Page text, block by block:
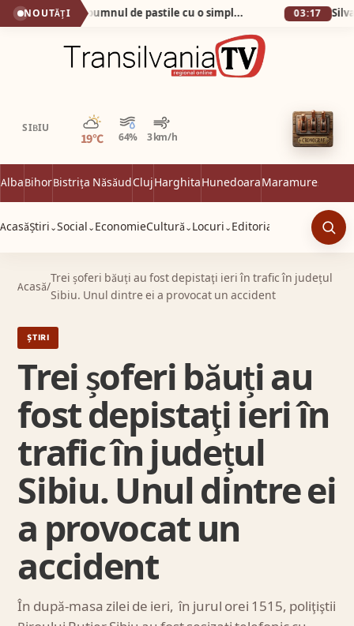
NOUTĂȚI Cum am scăpat de pumnul de pastile cu o simplă apă minerală! 03:17
SIBIU
19°C 64% 3 km/h
Parțial noros
AlbaBihorBistrița NăsăudClujHarghitaHunedoaraMaramureș
AcasăȘtiri ⌄Social ⌄ EconomieCultură ⌄ Locuri ⌄ Editorial
Acasă/
Trei șoferi băuți au fost depistaţi ieri în trafic în județul
Sibiu. Unul dintre ei a provocat un accident
ȘTIRI
Trei șoferi băuți au
fost depistaţi ieri în
trafic în județul
Sibiu. Unul dintre ei
a provocat un
accident
În după-masa zilei de ieri, în jurul orei 1515, poliţiştii